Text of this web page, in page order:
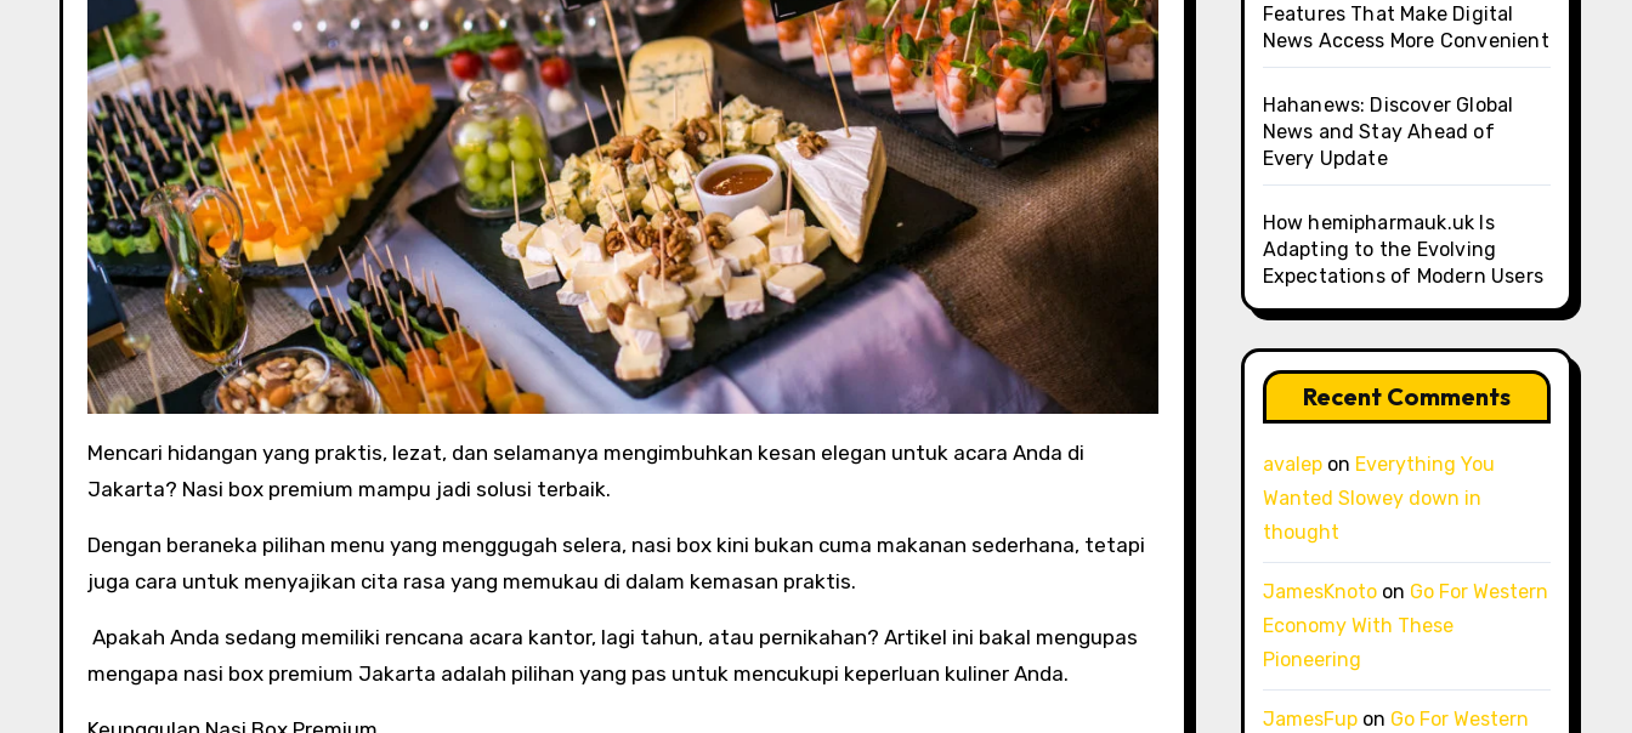
Mencari hidangan yang praktis, lezat, dan selamanya mengimbuhkan kesan elegan untuk acara Anda di
Jakarta? Nasi box premium mampu jadi solusi terbaik.
Dengan beraneka pilihan menu yang menggugah selera, nasi box kini bukan cuma makanan sederhana, tetapi
juga cara untuk menyajikan cita rasa yang memukau di dalam kemasan praktis.
Apakah Anda sedang memiliki rencana acara kantor, lagi tahun, atau pernikahan? Artikel ini bakal mengupas
mengapa nasi box premium Jakarta adalah pilihan yang pas untuk mencukupi keperluan kuliner Anda.
Features That Make Digital
News Access More Convenient
Hahanews: Discover Global
News and Stay Ahead of
Every Update
How hemipharmauk.uk Is
Adapting to the Evolving
Expectations of Modern Users
Recent Comments
avalepon Everything You
Wanted Slowey down in
thought
JamesKnotoon Go For Western
Economy With These
Pioneering
JamesFupon Go For Western